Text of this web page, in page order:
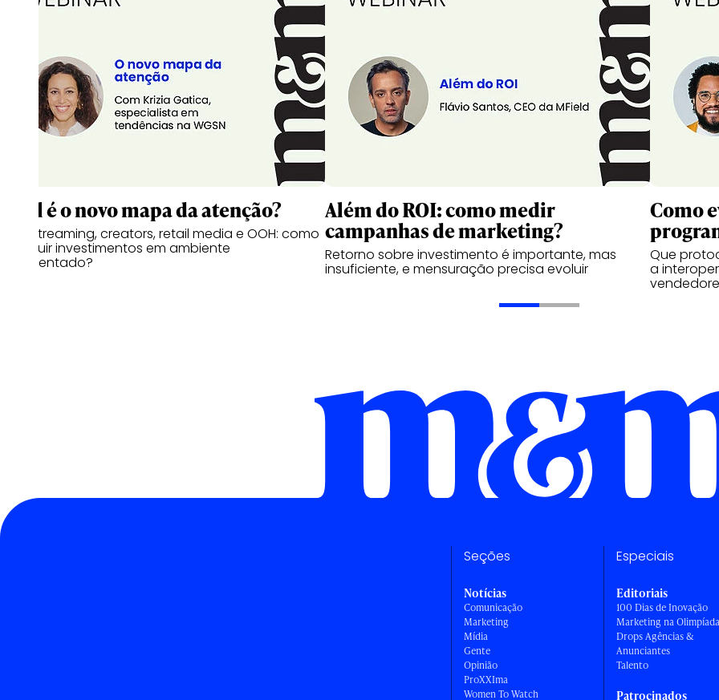
Qual é o novo mapa da atenção?
CTV, streaming, creators, retail media e OOH: como
distribuir investimentos em ambiente
fragmentado?
Além do ROI: como medir
campanhas de marketing?
Retorno sobre investimento é importante, mas
insuficiente, e mensuração precisa evoluir
Como
Que
a
Seções
Notícias
Comunicação
Marketing
Mídia
Gente
Opinião
ProXXIma
Women To Watch
Especiais
Editoriais
100 Dias de Inovação
Marketing na Olimpíada
Drops Agências &
Anunciantes
Talento
Patrocinados